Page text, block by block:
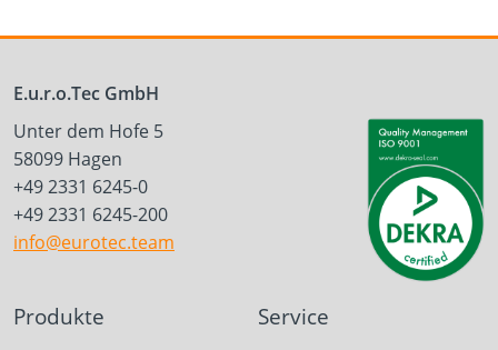
E.u.r.o.Tec GmbH
Unter dem Hofe 5
58099 Hagen
+49 2331 6245-0
+49 2331 6245-200
info@eurotec.team
Produkte Service